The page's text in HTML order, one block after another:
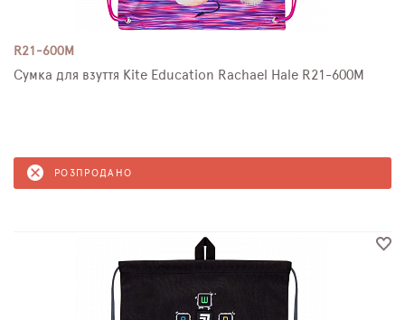
R21-600M
Сумка для взуття Kite Education Rachael Hale R21-600M
РОЗПРОДАНО